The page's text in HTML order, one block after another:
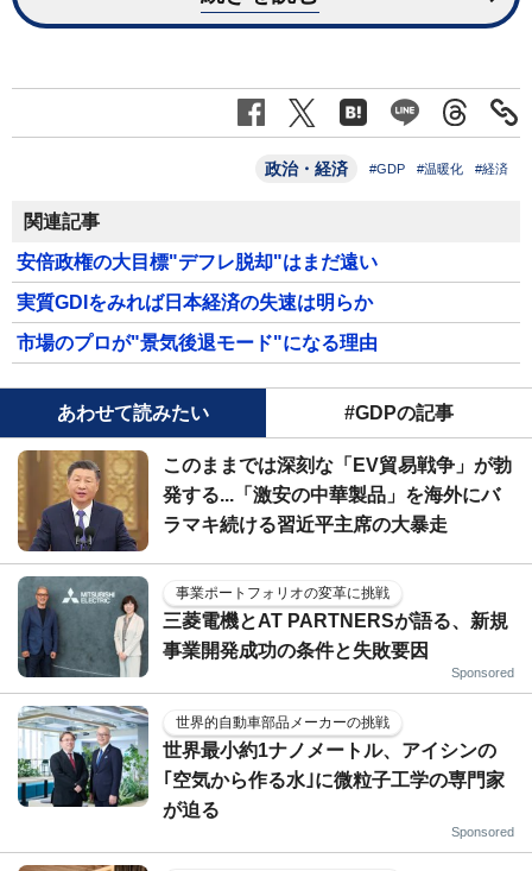
政治・経済 #GDP #温暖化 #経済
関連記事
安倍政権の大目標"デフレ脱却"はまだ遠い
実質GDIをみれば日本経済の失速は明らか
市場のプロが"景気後退モード"になる理由
あわせて読みたい #GDPの記事
このままでは深刻な「EV貿易戦争」が勃
発する...「激安の中華製品」を海外にバ
ラマキ続ける習近平主席の大暴走
事業ポートフォリオの変革に挑戦
三菱電機とAT PARTNERSが語る、新規
事業開発成功の条件と失敗要因
Sponsored
世界的自動車部品メーカーの挑戦
世界最小約1ナノメートル、アイシンの
｢空気から作る水｣に微粒子工学の専門家
が迫る
Sponsored